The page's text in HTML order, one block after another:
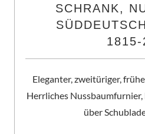
SCHRANK,
1815-
Eleganter, zweitüriger,
Herrliches
über